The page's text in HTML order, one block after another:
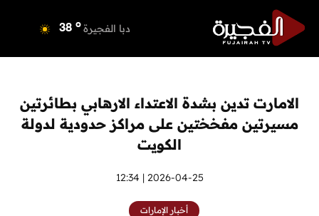
دبا الفجيرة 38 o
أم القيوين 39 o
راس الخيمة 40 o
الامارت تدين بشدة الاعتداء الارهابي بطائرتين
مسيرتين مفخختين على مراكز حدودية لدولة
الكويت
2026-04-25 | 12:34
أخبار الإمارات